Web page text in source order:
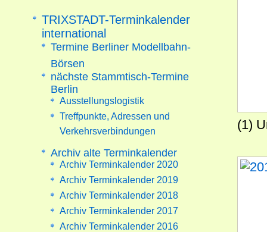
(1)
TRIXSTADT-Terminkalender
international
Termine Berliner Modellbahn-
Börsen
nächste Stammtisch-Termine
Berlin
Ausstellungslogistik
Treffpunkte, Adressen und
Verkehrsverbindungen
Archiv alte Terminkalender
Archiv Terminkalender 2020
Archiv Terminkalender 2019
Archiv Terminkalender 2018
Archiv Terminkalender 2017
Archiv Terminkalender 2016